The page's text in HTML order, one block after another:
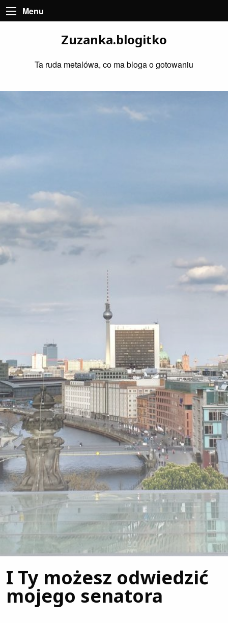
Menu
Zuzanka.blogitko
Ta ruda metalówa, co ma bloga o gotowaniu
I Ty możesz odwiedzić
mojego senatora